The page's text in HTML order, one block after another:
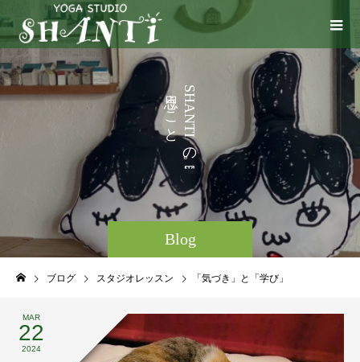
Blog
S
H
A
N
T
I
の
。
う
こ
と
な
ど
い
ろ
ブログ スタジオレッスン 「気づき」と「学び」
MAR
22
2024